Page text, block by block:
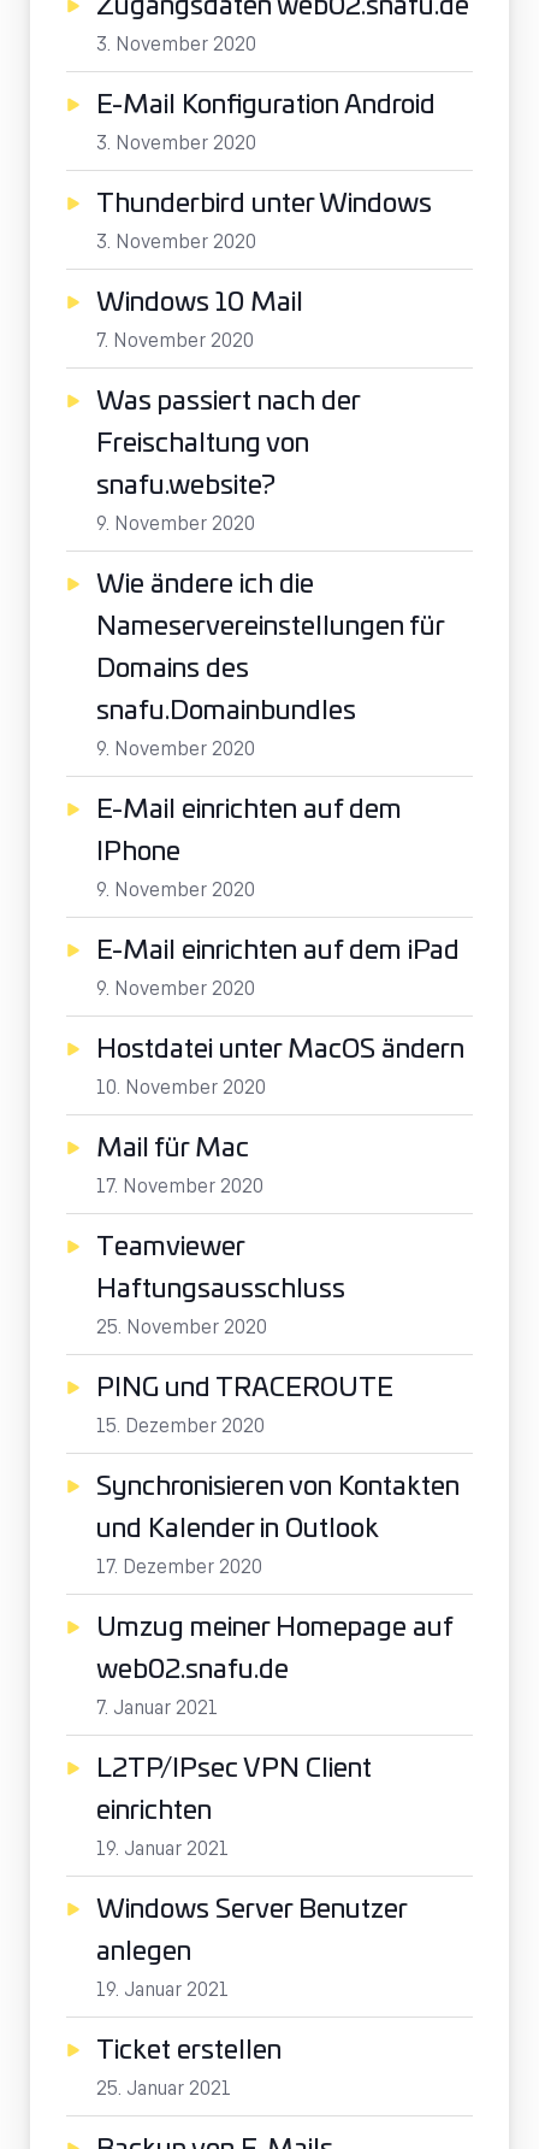
Zugangsdaten web02.snafu.de
3. November 2020
E-Mail Konfiguration Android
3. November 2020
Thunderbird unter Windows
3. November 2020
Windows 10 Mail
7. November 2020
Was passiert nach der
Freischaltung von
snafu.website?
9. November 2020
Wie ändere ich die
Nameservereinstellungen für
Domains des
snafu.Domainbundles
9. November 2020
E-Mail einrichten auf dem
IPhone
9. November 2020
E-Mail einrichten auf dem iPad
9. November 2020
Hostdatei unter MacOS ändern
10. November 2020
Mail für Mac
17. November 2020
Teamviewer
Haftungsausschluss
25. November 2020
PING und TRACEROUTE
15. Dezember 2020
Synchronisieren von Kontakten
und Kalender in Outlook
17. Dezember 2020
Umzug meiner Homepage auf
web02.snafu.de
7. Januar 2021
L2TP/IPsec VPN Client
einrichten
19. Januar 2021
Windows Server Benutzer
anlegen
19. Januar 2021
Ticket erstellen
25. Januar 2021